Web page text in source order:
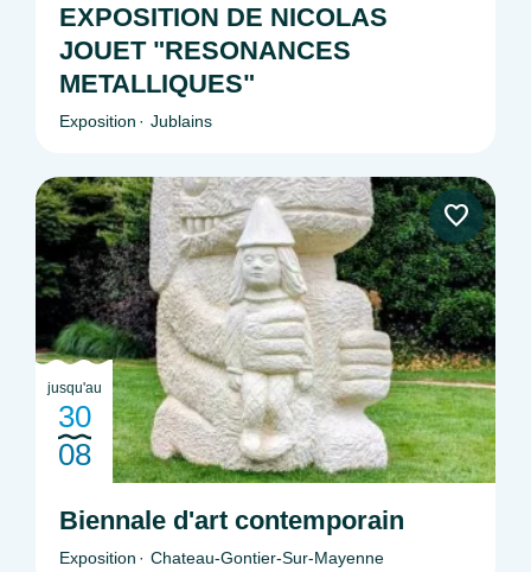
EXPOSITION DE NICOLAS
JOUET "RESONANCES
METALLIQUES"
Exposition Jublains
jusqu'au
30
08
Biennale d'art contemporain
Exposition Chateau-Gontier-Sur-Mayenne